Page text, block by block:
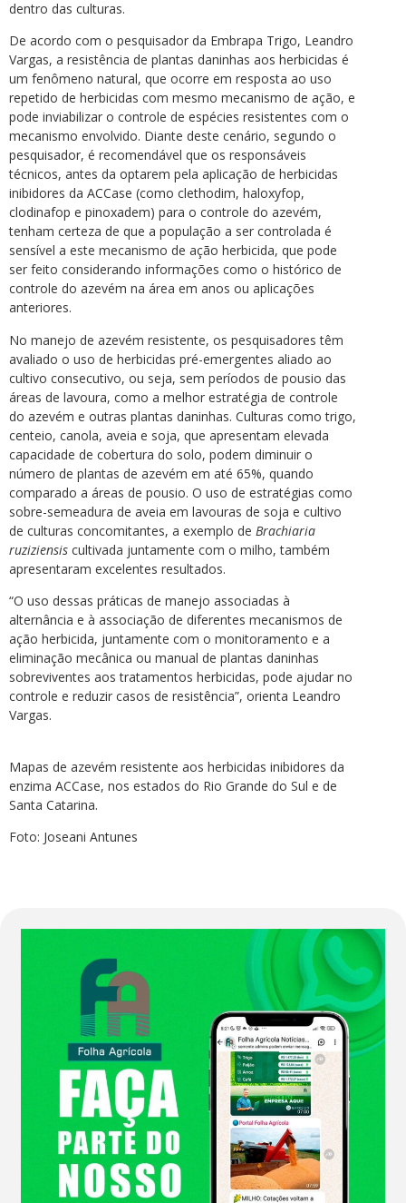
dentro das culturas.
De acordo com o pesquisador da Embrapa Trigo, Leandro
Vargas, a resistência de plantas daninhas aos herbicidas é
um fenômeno natural, que ocorre em resposta ao uso
repetido de herbicidas com mesmo mecanismo de ação, e
pode inviabilizar o controle de espécies resistentes com o
mecanismo envolvido. Diante deste cenário, segundo o
pesquisador, é recomendável que os responsáveis
técnicos, antes da optarem pela aplicação de herbicidas
inibidores da ACCase (como clethodim, haloxyfop,
clodinafop e pinoxadem) para o controle do azevém,
tenham certeza de que a população a ser controlada é
sensível a este mecanismo de ação herbicida, que pode
ser feito considerando informações como o histórico de
controle do azevém na área em anos ou aplicações
anteriores.
No manejo de azevém resistente, os pesquisadores têm
avaliado o uso de herbicidas pré-emergentes aliado ao
cultivo consecutivo, ou seja, sem períodos de pousio das
áreas de lavoura, como a melhor estratégia de controle
do azevém e outras plantas daninhas. Culturas como trigo,
centeio, canola, aveia e soja, que apresentam elevada
capacidade de cobertura do solo, podem diminuir o
número de plantas de azevém em até 65%, quando
comparado a áreas de pousio. O uso de estratégias como
sobre-semeadura de aveia em lavouras de soja e cultivo
de culturas concomitantes, a exemplo de Brachiaria
ruziziensis cultivada juntamente com o milho, também
apresentaram excelentes resultados.
“O uso dessas práticas de manejo associadas à
alternância e à associação de diferentes mecanismos de
ação herbicida, juntamente com o monitoramento e a
eliminação mecânica ou manual de plantas daninhas
sobreviventes aos tratamentos herbicidas, pode ajudar no
controle e reduzir casos de resistência”, orienta Leandro
Vargas.
Mapas de azevém resistente aos herbicidas inibidores da
enzima ACCase, nos estados do Rio Grande do Sul e de
Santa Catarina.
Foto: Joseani Antunes